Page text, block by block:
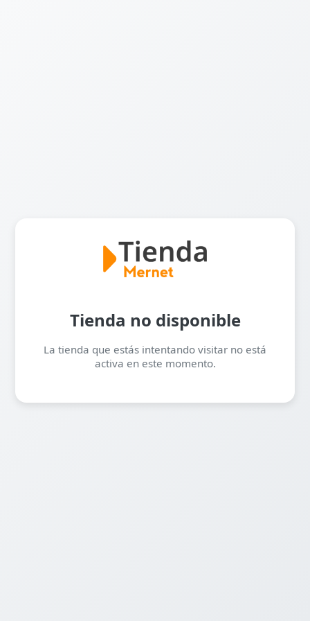
Tienda no disponible
La tienda que estás intentando visitar no está
activa en este momento.